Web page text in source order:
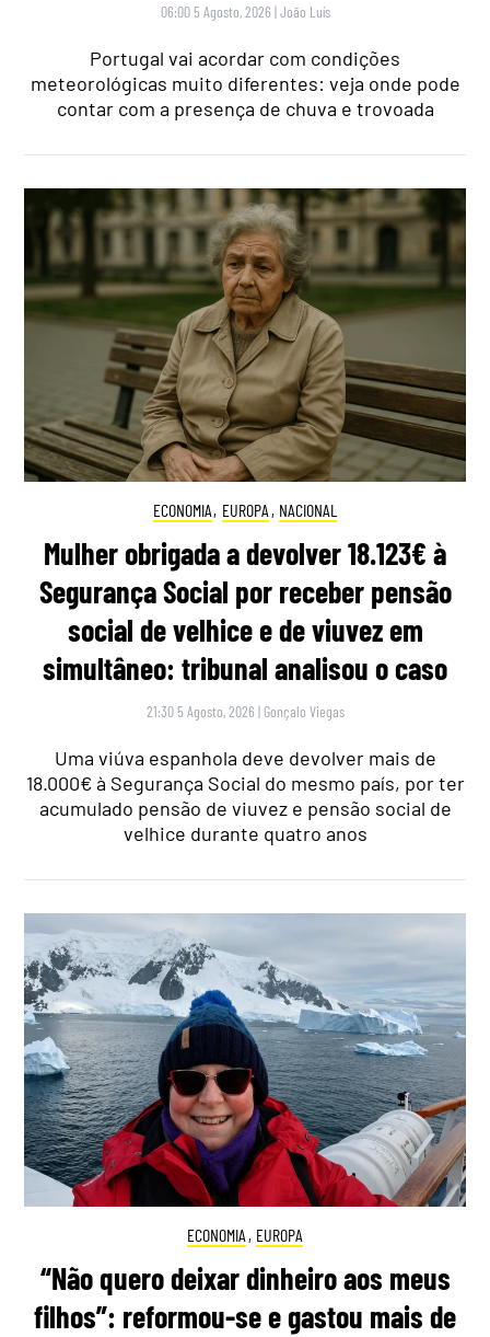
06:00 5 Agosto, 2026 |João Luís
Portugal vai acordar com condições
meteorológicas muito diferentes: veja onde pode
contar com a presença de chuva e trovoada
ECONOMIA, EUROPA , NACIONAL
Mulher obrigada a devolver 18.123€ à
Segurança Social por receber pensão
social de velhice e de viuvez em
simultâneo: tribunal analisou o caso
21:30 5 Agosto, 2026 | Gonçalo Viegas
Uma viúva espanhola deve devolver mais de
18.000€ à Segurança Social do mesmo país, por ter
acumulado pensão de viuvez e pensão social de
velhice durante quatro anos
ECONOMIA , EUROPA
“Não quero deixar dinheiro aos meus
filhos”: reformou-se e gastou mais de